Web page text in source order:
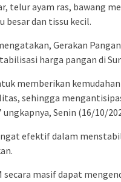
telur ayam ras, bawang
besar dan tissu kecil.
Gerakan
harga pangan di
memberikan
sehingga
Senin (16/10/
efektif dalam
secara masif dapat